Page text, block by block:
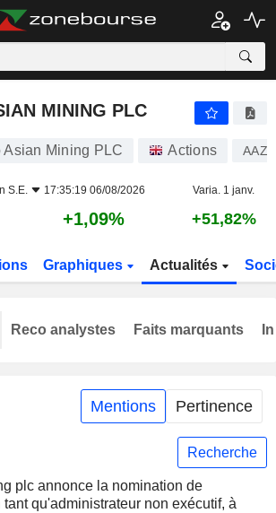
PLC
MINING PLC
Mining PLC Actions AAZ
S.E. 17:35:19 06/08/2026 Varia. 1 janv.
+1,09% +51,82%
Graphiques Actualités
Mentions Pertinence
Recherche
plc annonce la nomination de
qu'administrateur non exécutif, à
Reco analystes Faits marquants